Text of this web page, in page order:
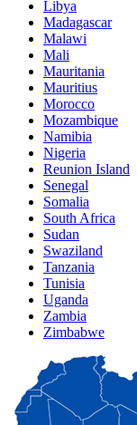
Libya
Madagascar
Malawi
Mali
Mauritania
Mauritius
Morocco
Mozambique
Namibia
Nigeria
Reunion Island
Senegal
Somalia
South Africa
Sudan
Swaziland
Tanzania
Tunisia
Uganda
Zambia
Zimbabwe